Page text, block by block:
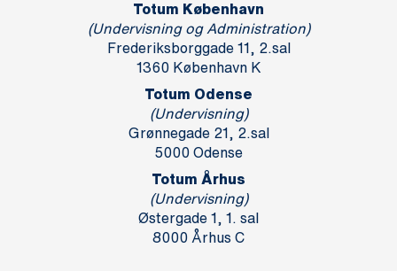
Totum København
(Undervisning og Administration)
Frederiksborggade 11, 2.sal
1360 København K
Totum Odense
(Undervisning)
Grønnegade 21, 2.sal
5000 Odense
Totum Århus
(Undervisning)
Østergade 1, 1. sal
8000 Århus C